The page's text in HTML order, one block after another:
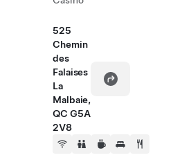
525
Chemin
des
Falaises
La
Malbaie,
QC G5A
2V8